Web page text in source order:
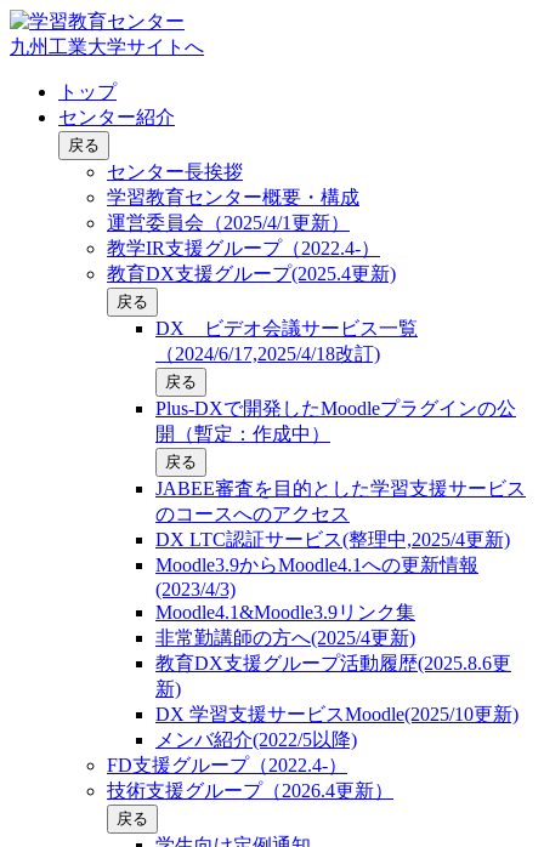
九州工業大学サイトへ
トップ
センター紹介
戻る
センター長挨拶
学習教育センター概要・構成
運営委員会（2025/4/1更新）
教学IR支援グループ（2022.4-）
教育DX支援グループ(2025.4更新)
戻る
DX ビデオ会議サービス一覧
（2024/6/17,2025/4/18改訂)
戻る
Plus-DXで開発したMoodleプラグインの公
開（暫定：作成中）
戻る
JABEE審査を目的とした学習支援サービス
のコースへのアクセス
DX LTC認証サービス(整理中,2025/4更新)
Moodle3.9からMoodle4.1への更新情報
(2023/4/3)
Moodle4.1&Moodle3.9リンク集
非常勤講師の方へ(2025/4更新)
教育DX支援グループ活動履歴(2025.8.6更
新)
DX 学習支援サービスMoodle(2025/10更新)
メンバ紹介(2022/5以降)
FD支援グループ（2022.4-）
技術支援グループ（2026.4更新）
戻る